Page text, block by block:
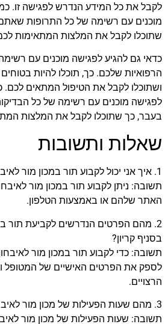
לקבל את כל המידע הנדרש לפגישה זו.
מוכנים עם רשימה של כל התרופות
שתוכלו לקבל את המלצות המתאימות
כדאי גם להגיע לפגישה מוכנים עם
הרפואיות שלכם. כך, תוכלו להיות
ושתוכלו לקבל את הטיפול המתאים לכם.
לפגישה מוכנים עם רשימה של כל
בעבר, כך שתוכלו לקבל את המלצות
שאלות ותשובות
1. איך אני יכול לקבוע תור במכון מור לאיבחון רפואי בסניף קריון?
תשובה: ניתן לקבוע תור במכון מור
האתר שלהם או באמצעות הטלפון.
2. מהם הפרטים הנדרשים לקביעת תור
בסניף קריון?
תשובה: כדי לקבוע תור במכון מור
לספק את הפרטים האישיים של המטופל
הרצויים.
3. מהם שעות הפעילות של מכון מור לאיבחון רפואי בסניף קריון?
תשובה: שעות הפעילות של מכון מור